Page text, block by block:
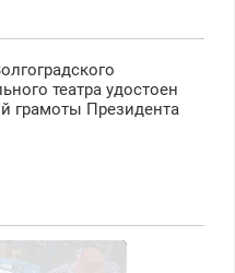
театра удостоен
грамоты Президента